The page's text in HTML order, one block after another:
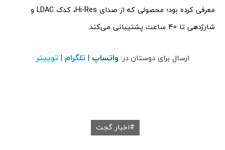
معرفی کرده بود؛ محصولی که از صدای Hi-Res، کدک LDAC و
شارژدهی تا 40 ساعت پشتیبانی می‌کند.
ارسال برای دوستان در: واتساپ | تلگرام | توییتر
اخبار گجت